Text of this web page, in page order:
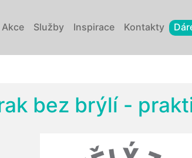
Akce Služby Inspirace Kontakty
bez brýlí -